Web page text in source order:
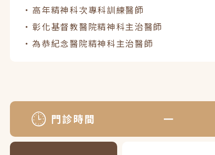
高年精神科次專科訓練醫師
彰化基督教醫院精神科主治醫師
為恭紀念醫院精神科主治醫師
門診時間 一